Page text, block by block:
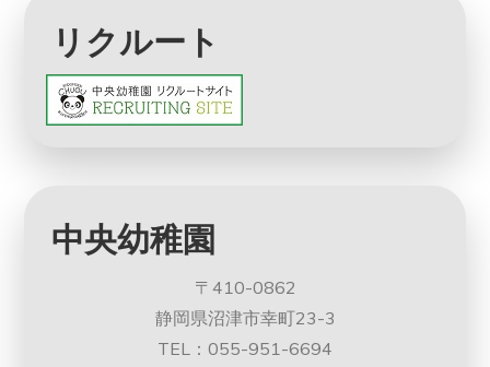
リクルート
中央幼稚園
〒410-0862
静岡県沼津市幸町23-3
TEL：055-951-6694